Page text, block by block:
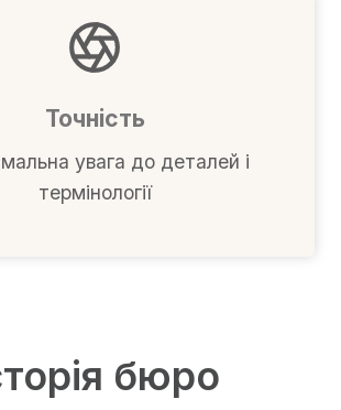
Точність
увага до деталей і
термінології
бюро